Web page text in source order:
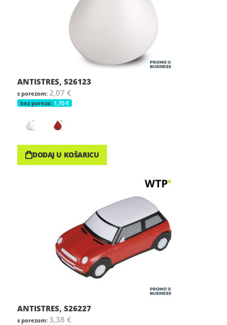
ANTISTRES, S26123
2,07 €
1,70 €
DODAJ U KOŠARICU
ANTISTRES, S26227
3,38 €